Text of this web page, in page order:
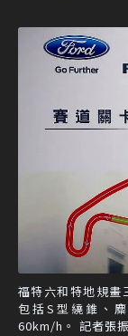
福特六和特地規畫
包括S型繞錐、
60km/h。 記者張